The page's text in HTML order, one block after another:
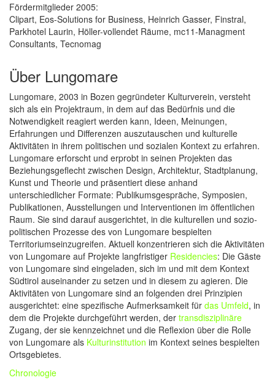
Fördermitglieder 2005:
Clipart, Eos-Solutions for Business, Heinrich Gasser, Finstral,
Parkhotel Laurin, Höller-vollendet Räume, mc11-Managment
Consultants, Tecnomag
Über Lungomare
Lungomare, 2003 in Bozen gegründeter Kulturverein, versteht
sich als ein Projektraum, in dem auf das Bedürfnis und die
Notwendigkeit reagiert werden kann, Ideen, Meinungen,
Erfahrungen und Differenzen auszutauschen und kulturelle
Aktivitäten in ihrem politischen und sozialen Kontext zu erfahren.
Lungomare erforscht und erprobt in seinen Projekten das
Beziehungsgeflecht zwischen Design, Architektur, Stadtplanung,
Kunst und Theorie und präsentiert diese anhand
unterschiedlicher Formate: Publikumsgespräche, Symposien,
Publikationen, Ausstellungen und Interventionen im öffentlichen
Raum. Sie sind darauf ausgerichtet, in die kulturellen und sozio-
politischen Prozesse des von Lungomare bespielten
Territoriumseinzugreifen. Aktuell konzentrieren sich die Aktivitäten
von Lungomare auf Projekte langfristiger Residencies: Die Gäste
von Lungomare sind eingeladen, sich im und mit dem Kontext
Südtirol auseinander zu setzen und in diesem zu agieren. Die
Aktivitäten von Lungomare sind an folgenden drei Prinzipien
ausgerichtet: eine spezifische Aufmerksamkeit für das Umfeld, in
dem die Projekte durchgeführt werden, der transdisziplinäre
Zugang, der sie kennzeichnet und die Reflexion über die Rolle
von Lungomare als Kulturinstitution im Kontext seines bespielten
Ortsgebietes.
Chronologie